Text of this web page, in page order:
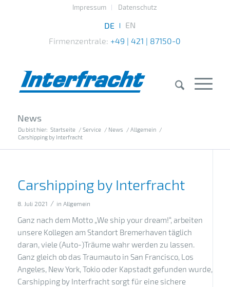
Impressum Datenschutz
Firmenzentrale: +49 | 421 | 87150-0
News
Du bist hier: Startseite / Service / News / Allgemein /
Carshipping by Interfracht
Carshipping by Interfracht
8. Juli 2021 / in Allgemein
Ganz nach dem Motto „We ship your dream!“, arbeiten
unsere Kollegen am Standort Bremerhaven täglich
daran, viele (Auto-)Träume wahr werden zu lassen.
Ganz gleich ob das Traumauto in San Francisco, Los
Angeles, New York, Tokio oder Kapstadt gefunden wurde,
Carshipping by Interfracht sorgt für eine sichere